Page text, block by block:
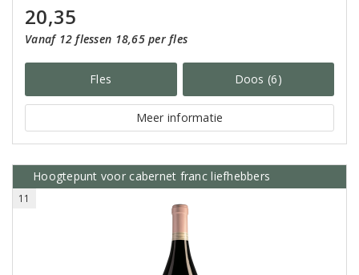
20,35
Vanaf 12 flessen 18,65 per fles
Fles Doos (6)
Meer informatie
Hoogtepunt voor cabernet franc liefhebbers
11